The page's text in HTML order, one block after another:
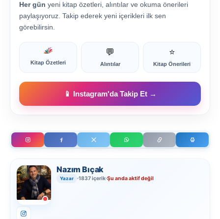
Her gün yeni kitap özetleri, alıntılar ve okuma önerileri
paylaşıyoruz. Takip ederek yeni içerikleri ilk sen
görebilirsin.
Kitap Özetleri
💬
Alıntılar
⭐
Kitap Önerileri
📱 Instagram'da Takip Et →
Nazım Bıçak
Yazar 1837 içerik Şu anda aktif değil